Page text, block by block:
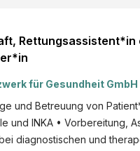
Rettungsassistent*in
für Gesundheit GmbH
und Betreuung von
und INKA • Vorbereitung,
diagnostischen und